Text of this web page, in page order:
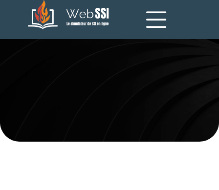
Inscription